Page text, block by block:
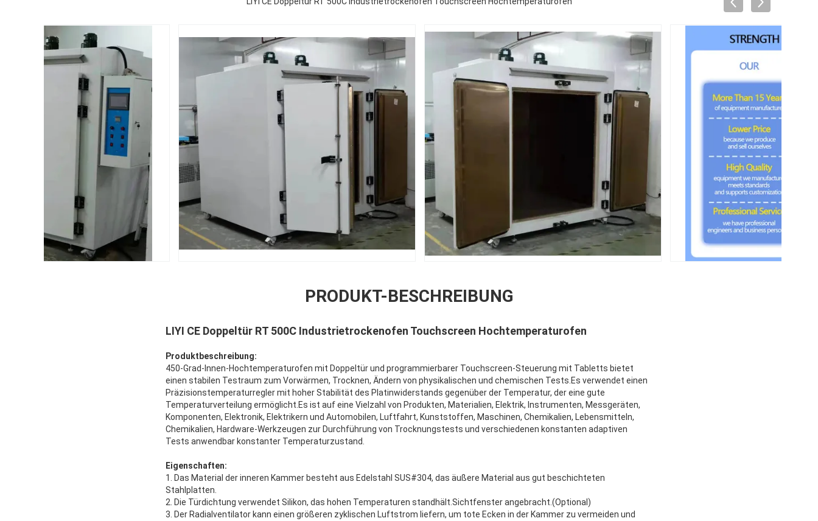
PRODUKT-BESCHREIBUNG
LIYI CE Doppeltür RT 500C Industrietrockenofen Touchscreen Hochtemperaturofen
Produktbeschreibung:
450-Grad-Innen-Hochtemperaturofen mit Doppeltür und programmierbarer Touchscreen-Steuerung mit Tabletts bietet
einen stabilen Testraum zum Vorwärmen, Trocknen, Ändern von physikalischen und chemischen Tests.Es verwendet einen
Präzisionstemperaturregler mit hoher Stabilität des Platinwiderstands gegenüber der Temperatur, der eine gute
Temperaturverteilung ermöglicht.Es ist auf eine Vielzahl von Produkten, Materialien, Elektrik, Instrumenten, Messgeräten,
Komponenten, Elektronik, Elektrikern und Automobilen, Luftfahrt, Kunststoffen, Maschinen, Chemikalien, Lebensmitteln,
Chemikalien, Hardware-Werkzeugen zur Durchführung von Trocknungstests und verschiedenen konstanten adaptiven
Tests anwendbar konstanter Temperaturzustand.
Eigenschaften:
1. Das Material der inneren Kammer besteht aus Edelstahl SUS#304, das äußere Material aus gut beschichteten
Stahlplatten.
2. Die Türdichtung verwendet Silikon, das hohen Temperaturen standhält.Sichtfenster angebracht.(Optional)
3. Der Radialventilator kann einen größeren zyklischen Luftstrom liefern, um tote Ecken in der Kammer zu vermeiden und